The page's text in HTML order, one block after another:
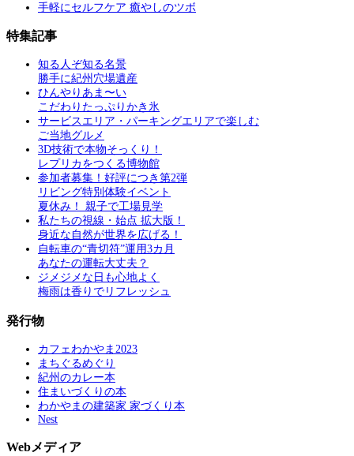
手軽にセルフケア 癒やしのツボ
特集記事
知る人ぞ知る名景
勝手に紀州穴場遺産
ひんやりあま〜い
こだわりたっぷりかき氷
サービスエリア・パーキングエリアで楽しむ
ご当地グルメ
3D技術で本物そっくり！
レプリカをつくる博物館
参加者募集！好評につき第2弾
リビング特別体験イベント
夏休み！ 親子で工場見学
私たちの視線・始点 拡大版！
身近な自然が世界を広げる！
自転車の“青切符”運用3カ月
あなたの運転大丈夫？
ジメジメな日も心地よく
梅雨は香りでリフレッシュ
発行物
カフェわかやま2023
まちぐるめぐり
紀州のカレー本
住まいづくりの本
わかやまの建築家 家づくり本
Nest
Webメディア